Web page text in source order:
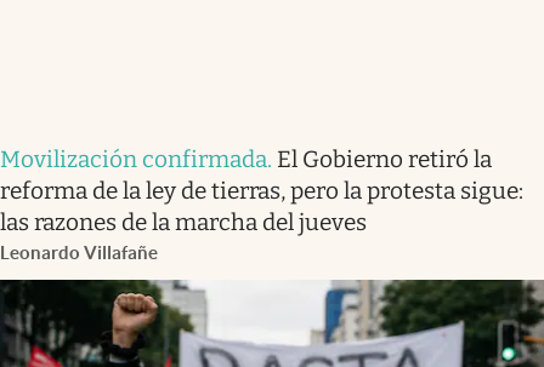
Movilización confirmada. El Gobierno retiró la
reforma de la ley de tierras, pero la protesta sigue:
las razones de la marcha del jueves
Leonardo Villafañe